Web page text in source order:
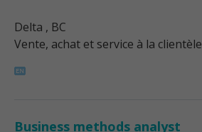
Delta , BC
Vente, achat et service à la clientèle
Business methods analyst